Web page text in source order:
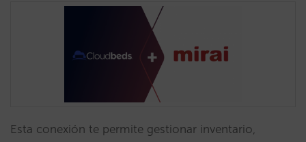
Esta conexión te permite gestionar inventario,